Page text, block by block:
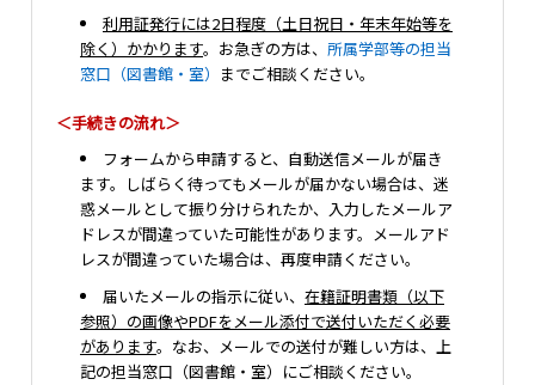
利用証発行には2日程度（土日祝日・年末年始等を
除く）かかります。お急ぎの方は、 所属学部等の担当
窓口（図書館・室） までご相談ください。
＜手続きの流れ＞
フォームから申請すると、自動送信メールが届き
ます。しばらく待ってもメールが届かない場合は、迷
惑メールとして振り分けられたか、入力したメールア
ドレスが間違っていた可能性があります。メールアド
レスが間違っていた場合は、再度申請ください。
届いたメールの指示に従い、 在籍証明書類（以下
参照）の画像やPDFをメール添付で送付いただく必要
があります。なお、メールでの送付が難しい方は、上
記の担当窓口（図書館・室）にご相談ください。